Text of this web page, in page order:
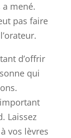
mené.
pas faire
d’offrir
qui
Laissez
vos lèvres